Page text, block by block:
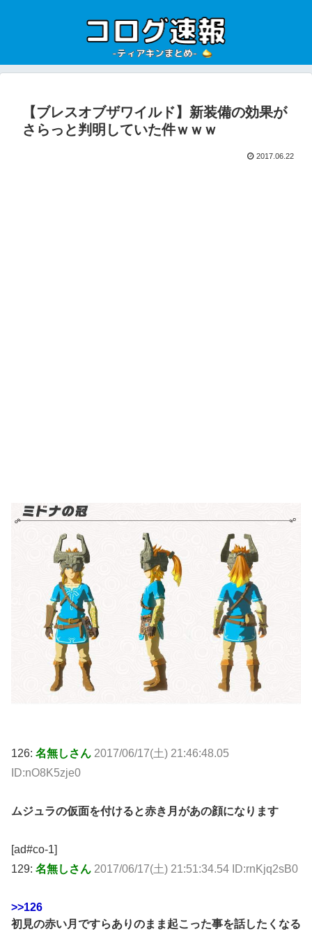
【ブレスオブザワイルド】新装備の効果が
さらっと判明していた件ｗｗｗ
2017.06.22
126: 名無しさん 2017/06/17(土) 21:46:48.05
ID:nO8K5zje0
ムジュラの仮面を付けると赤き月があの顔になります
[ad#co-1]
129: 名無しさん 2017/06/17(土) 21:51:34.54 ID:rnKjq2sB0
>>126
初見の赤い月ですらありのまま起こった事を話したくなる